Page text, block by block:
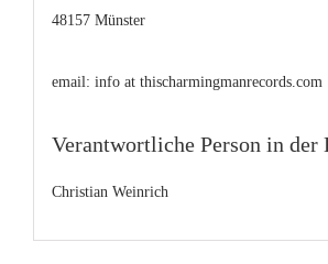
48157 Münster
email: info at thischarmingmanrecords.com
Verantwortliche Person in der
Christian Weinrich